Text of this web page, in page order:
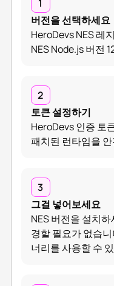
1
버전을 선택하세요
HeroDevs NES 레
NES Node.js 버전
2
토큰 설정하기
HeroDevs 인증 토
패치된 런타임을
3
그걸 넣어보세요
NES 버전을 설치
경할 필요가 없습
너리를 사용할 수